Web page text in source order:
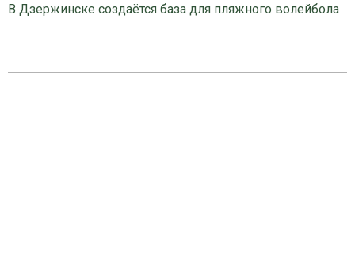
В Дзержинске создаётся база для пляжного волейбола